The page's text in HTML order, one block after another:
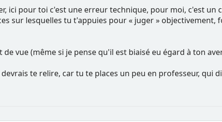
ici pour toi c'est une erreur technique, pour moi, c'est
sur lesquelles tu t'appuies pour « juger » objectivement,
vue (même si je pense qu'il est biaisé eu égard à ton
te relire, car tu te places un peu en professeur, qui